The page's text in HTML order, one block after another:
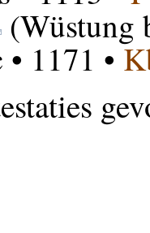
(Wüstung
• 1171 •